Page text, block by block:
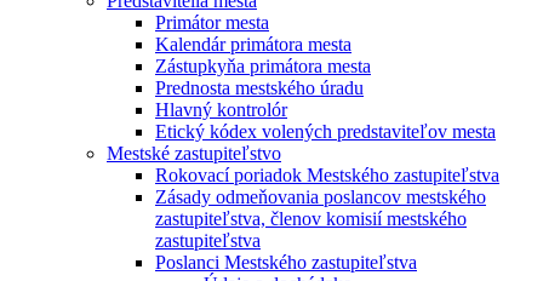
Primátor mesta
Kalendár primátora mesta
Zástupkyňa primátora mesta
Prednosta mestského úradu
Hlavný kontrolór
Etický kódex volených predstaviteľov mesta
Mestské zastupiteľstvo
Rokovací poriadok Mestského zastupiteľstva
Zásady odmeňovania poslancov mestského
zastupiteľstva, členov komisií mestského
zastupiteľstva
Poslanci Mestského zastupiteľstva